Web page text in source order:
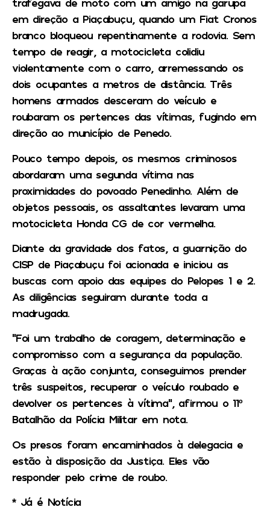
em direção a Piaçabuçu, quando um Fiat Cronos
branco bloqueou repentinamente a rodovia. Sem
tempo de reagir, a motocicleta colidiu
violentamente com o carro, arremessando os
dois ocupantes a metros de distância. Três
homens armados desceram do veículo e
roubaram os pertences das vítimas, fugindo em
direção ao município de Penedo.
Pouco tempo depois, os mesmos criminosos
abordaram uma segunda vítima nas
proximidades do povoado Penedinho. Além de
objetos pessoais, os assaltantes levaram uma
motocicleta Honda CG de cor vermelha.
Diante da gravidade dos fatos, a guarnição do
CISP de Piaçabuçu foi acionada e iniciou as
buscas com apoio das equipes do Pelopes 1 e 2.
As diligências seguiram durante toda a
madrugada.
“Foi um trabalho de coragem, determinação e
compromisso com a segurança da população.
Graças à ação conjunta, conseguimos prender
três suspeitos, recuperar o veículo roubado e
devolver os pertences à vítima”, afirmou o 11º
Batalhão da Polícia Militar em nota.
Os presos foram encaminhados à delegacia e
estão à disposição da Justiça. Eles vão
responder pelo crime de roubo.
* Já é Notícia